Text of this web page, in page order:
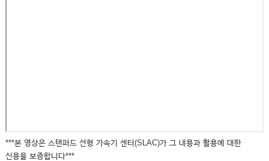
***본 영상은 스탠퍼드 선형 가속기 센터(SLAC)가 그 내용과 활용에 대한
신용을 보증합니다***